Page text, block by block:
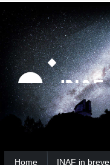
Strumenti
personali
Salta
contenuti.
|
Salta
alla
navigazione
Ricerca
avanzata…
Home INAF in breve